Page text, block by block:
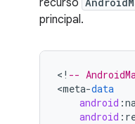
principal.
< ! --
<meta-data
android :
android :